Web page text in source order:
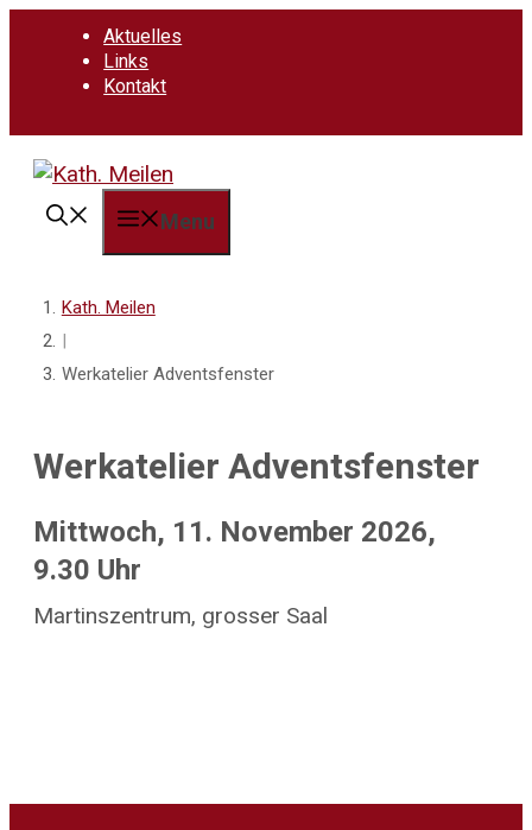
Aktuelles
Links
Kontakt
Menu
Kath. Meilen
|
Werkatelier Adventsfenster
Werkatelier Adventsfenster
Mittwoch, 11. November 2026,
9.30 Uhr
Martinszentrum, grosser Saal